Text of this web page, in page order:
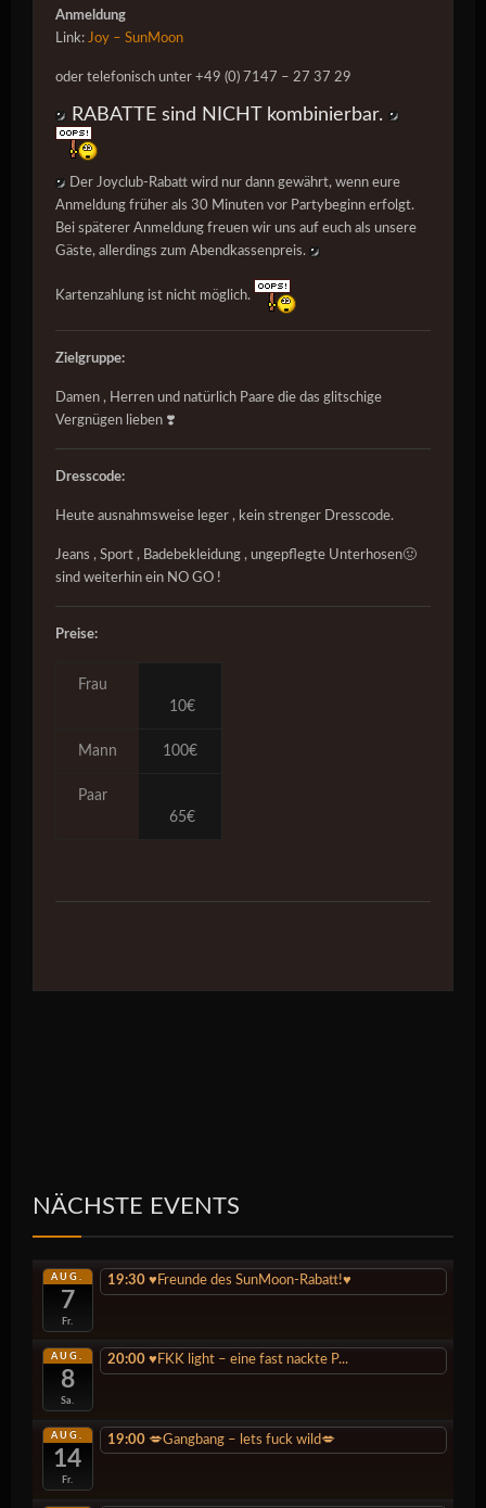
Anmeldung
Link: Joy – SunMoon
oder telefonisch unter +49 (0) 7147 – 27 37 29
RABATTE sind NICHT kombinierbar.
Der Joyclub-Rabatt wird nur dann gewährt, wenn eure
Anmeldung früher als 30 Minuten vor Partybeginn erfolgt.
Bei späterer Anmeldung freuen wir uns auf euch als unsere
Gäste, allerdings zum Abendkassenpreis.
Kartenzahlung ist nicht möglich.
Zielgruppe:
Damen , Herren und natürlich Paare die das glitschige
Vergnügen lieben ❣️
Dresscode:
Heute ausnahmsweise leger , kein strenger Dresscode.
Jeans , Sport , Badebekleidung , ungepflegte Unterhosen🤢
sind weiterhin ein NO GO !
Preise:
Frau
10€
Mann 100€
Paar
65€
NÄCHSTE EVENTS
AUG.
7
Fr.
19:30 ♥️Freunde des SunMoon-Rabatt!♥️
AUG.
8
Sa.
20:00 ♥️FKK light – eine fast nackte P...
AUG.
14
Fr.
19:00 💋Gangbang – lets fuck wild💋